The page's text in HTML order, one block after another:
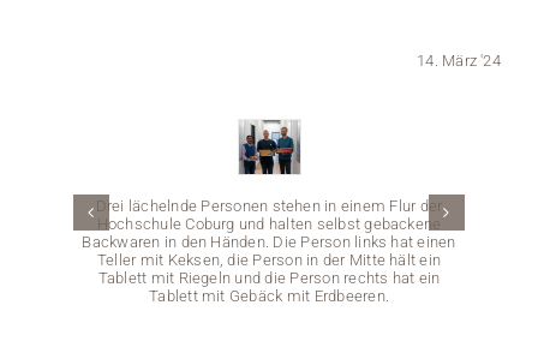
Veranstaltungen
14. März '24
Drei lächelnde Personen stehen in einem Flur der
Hochschule Coburg und halten selbst gebackene
Backwaren in den Händen. Die Person links hat einen
Teller mit Keksen, die Person in der Mitte hält ein
Tablett mit Riegeln und die Person rechts hat ein
Tablett mit Gebäck mit Erdbeeren.